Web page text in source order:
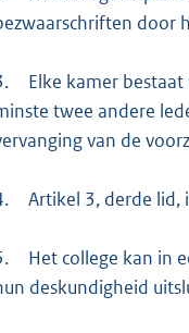
door
Elke kamer
twee andere
van de
Artikel 3, derde lid,
Het college kan in
deskundigheid